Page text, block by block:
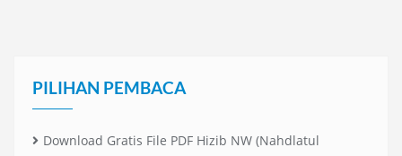
PILIHAN PEMBACA
Download Gratis File PDF Hizib NW (Nahdlatul